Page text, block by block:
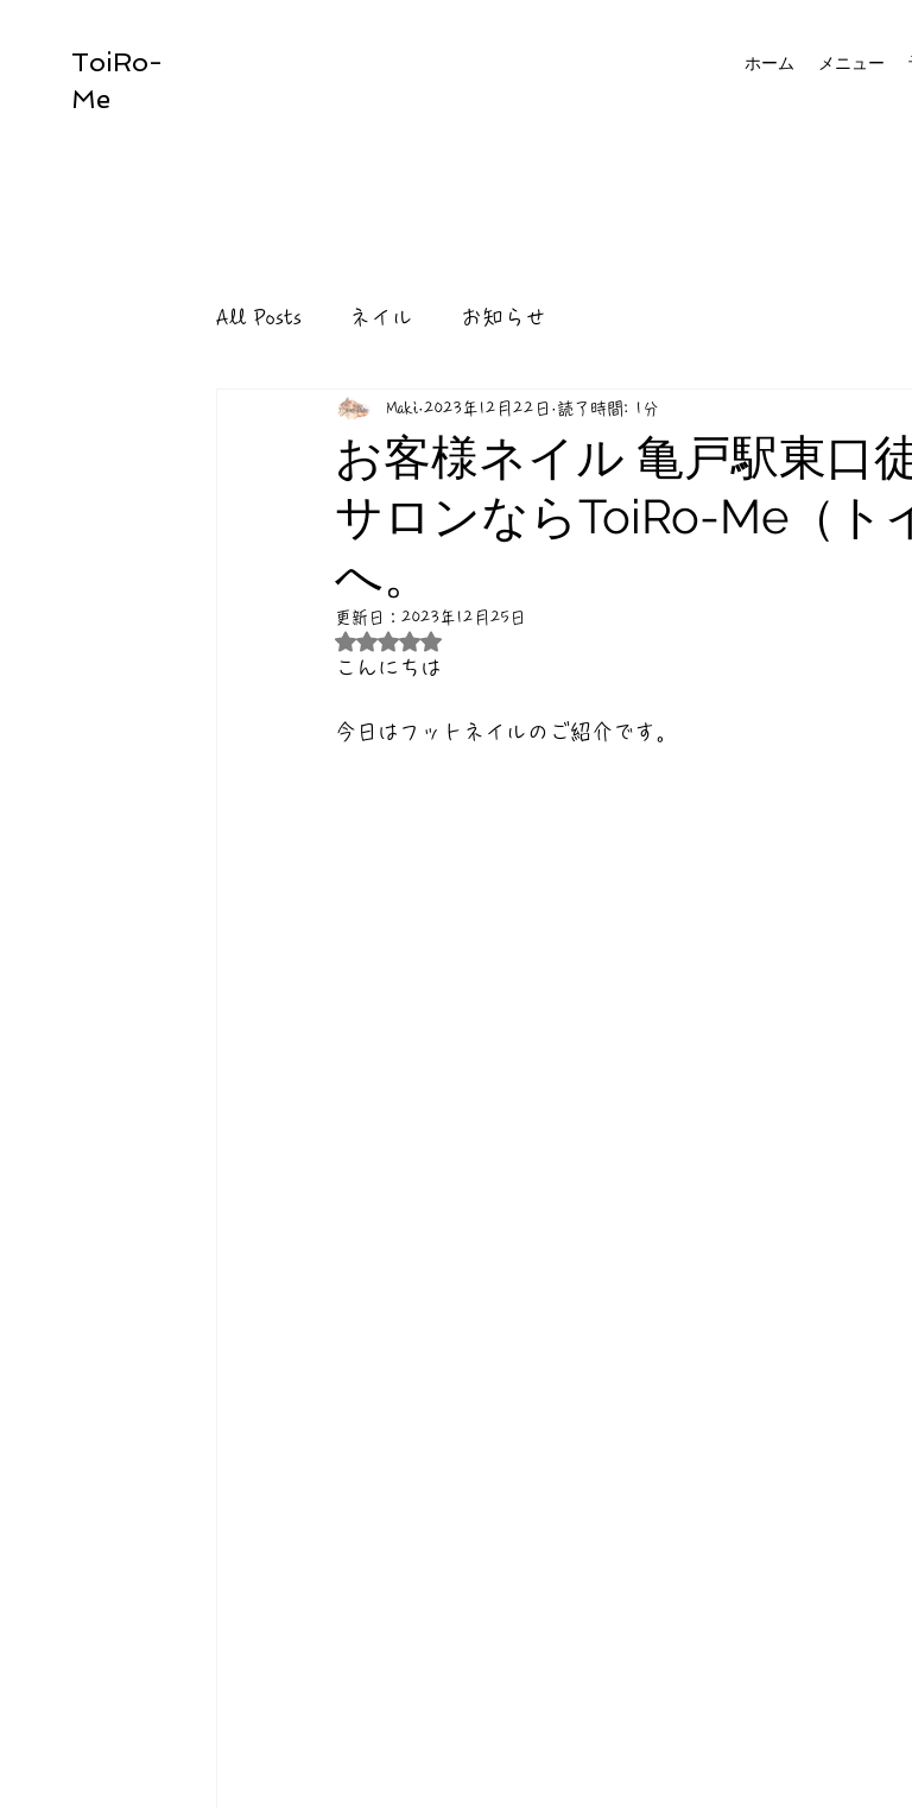
ToiRo-
Me
ホーム メニュー
All Posts ネイル お知らせ
お客様ネイル 亀戸駅東口
サロンならToiRo-Me（ト
へ。
Maki 2023年12月22日 読了時間: 1分
更新日： 2023年12月25日
5つ星のうちNaNと評価されています。
こんにちは
今日はフットネイルのご紹介です。